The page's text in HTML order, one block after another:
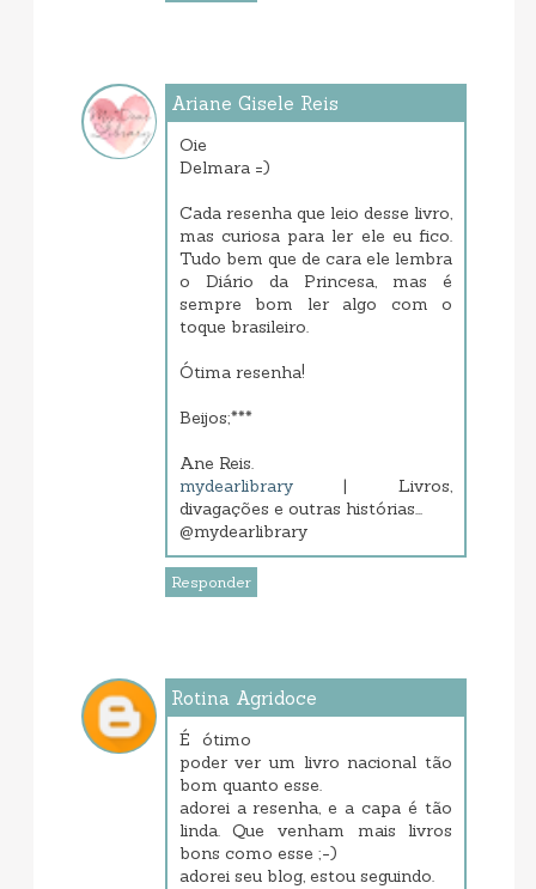
Ariane Gisele Reis
Oie
Delmara =)
Cada resenha que leio desse livro,
mas curiosa para ler ele eu fico.
Tudo bem que de cara ele lembra
o Diário da Princesa, mas é
sempre bom ler algo com o
toque brasileiro.
Ótima resenha!
Beijos;***
Ane Reis.
mydearlibrary| Livros,
divagações e outras histórias...
@mydearlibrary
Responder
Rotina Agridoce
É ótimo
poder ver um livro nacional tão
bom quanto esse.
adorei a resenha, e a capa é tão
linda. Que venham mais livros
bons como esse ;-)
adorei seu blog, estou seguindo.